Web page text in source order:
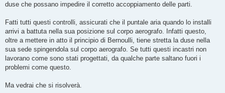
duse che possano impedire il corretto accoppiamento delle parti.
Fatti tutti questi controlli, assicurati che il puntale aria quando lo installi
arrivi a battuta nella sua posizione sul corpo aerografo. Infatti questo,
oltre a mettere in atto il principio di Bernoulli, tiene stretta la duse nella
sua sede spingendola sul corpo aerografo. Se tutti questi incastri non
lavorano come sono stati progettati, da qualche parte saltano fuori i
problemi come questo.
Ma vedrai che si risolverà.